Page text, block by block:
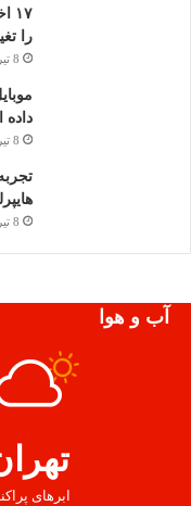
را
8 تیر 1396
داده
8 تیر 1396
8 تیر 1396
آب و هوا
ابرهای